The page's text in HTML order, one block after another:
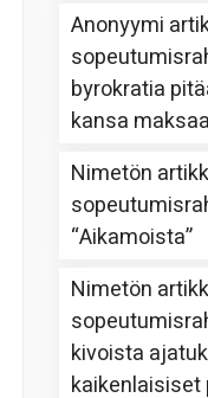
Anonyymi
byrokratia
kansa
Nimetön
“Aikamoista”
Nimetön
kivoista